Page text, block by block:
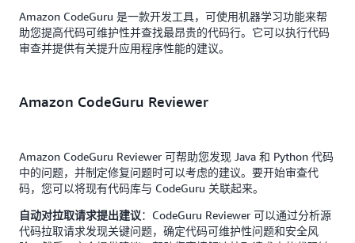
Amazon CodeGuru 是一款开发工具，可使用机器学习功能来帮
助您提高代码可维护性并查找最昂贵的代码行。它可以执行代码
审查并提供有关提升应用程序性能的建议。
Amazon CodeGuru Reviewer
Amazon CodeGuru Reviewer 可帮助您发现 Java 和 Python 代码
中的问题，并制定修复问题时可以考虑的建议。要开始审查代
码，您可以将现有代码库与 CodeGuru 关联起来。
自动对拉取请求提出建议：CodeGuru Reviewer 可以通过分析源
代码拉取请求发现关键问题，确定代码可维护性问题和安全风